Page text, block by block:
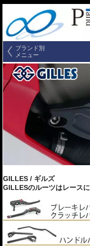
ブランド別
メニュー
GILLES / ギルズ
GILLESのルーツはレース